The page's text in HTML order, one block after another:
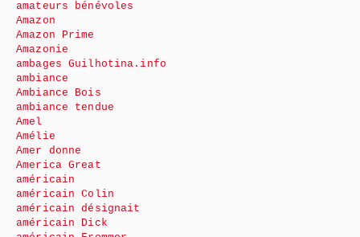
amateurs bénévoles
Amazon
Amazon Prime
Amazonie
ambages Guilhotina.info
ambiance
Ambiance Bois
ambiance tendue
Amel
Amélie
Amer donne
America Great
américain
américain Colin
américain désignait
américain Dick